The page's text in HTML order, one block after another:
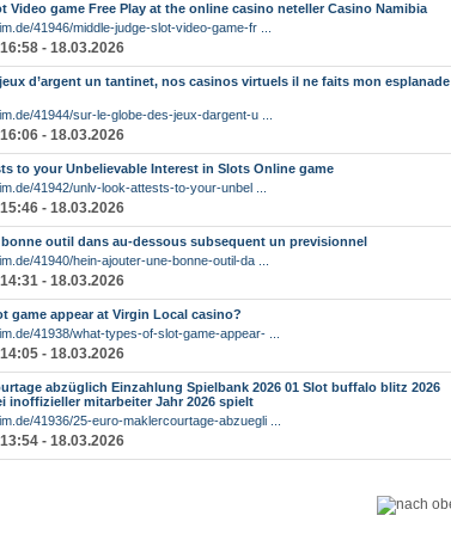
Video game Free Play at the online casino neteller Casino Namibia
41946/middle-judge-slot-video-game-fr ...
- 18.03.2026
d’argent un tantinet, nos casinos virtuels il ne faits mon esplanade
41944/sur-le-globe-des-jeux-dargent-u ...
- 18.03.2026
to your Unbelievable Interest in Slots Online game
41942/unlv-look-attests-to-your-unbel ...
- 18.03.2026
outil dans au-dessous subsequent un previsionnel
41940/hein-ajouter-une-bonne-outil-da ...
- 18.03.2026
game appear at Virgin Local casino?
41938/what-types-of-slot-game-appear- ...
- 18.03.2026
abzüglich Einzahlung Spielbank 2026 01 Slot buffalo blitz 2026
inoffizieller mitarbeiter Jahr 2026 spielt
41936/25-euro-maklercourtage-abzuegli ...
- 18.03.2026